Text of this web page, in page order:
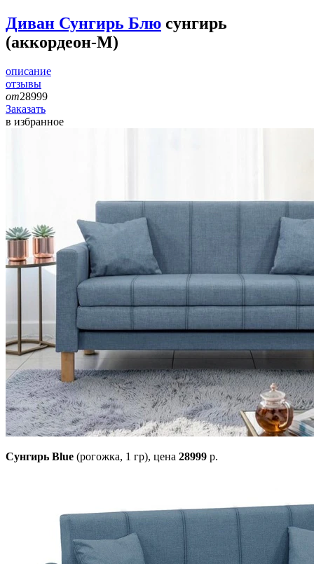
Диван Сунгирь Блю сунгирь
(аккордеон-М)
описание
отзывы
от28999
Заказать
в избранное
Сунгирь Blue (рогожка, 1 гр), цена 28999 р.